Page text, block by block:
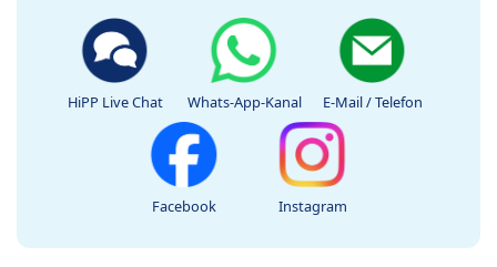
HiPP Live Chat Whats-App-Kanal E-Mail / Telefon
Facebook Instagram